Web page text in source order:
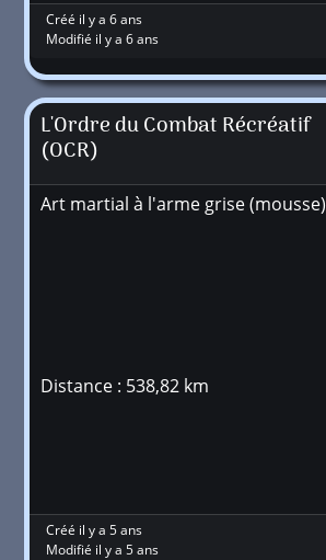
Créé il y a 6 ans
Modifié il y a 6 ans
L'Ordre du Combat Récréatif
(OCR)
Art martial à l'arme grise (mousse)
Distance : 538,82 km
Créé il y a 5 ans
Modifié il y a 5 ans